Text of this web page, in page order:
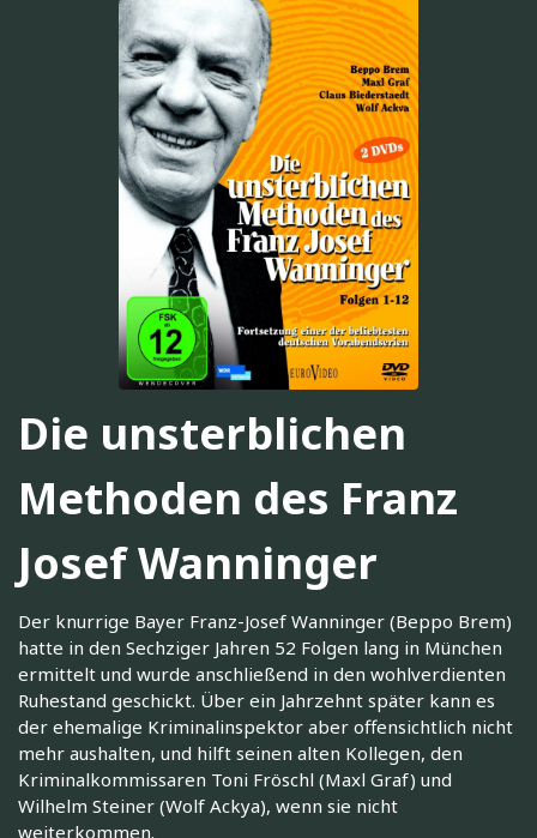
Die unsterblichen
Methoden des Franz
Josef Wanninger
Der knurrige Bayer Franz-Josef Wanninger (Beppo Brem)
hatte in den Sechziger Jahren 52 Folgen lang in München
ermittelt und wurde anschließend in den wohlverdienten
Ruhestand geschickt. Über ein Jahrzehnt später kann es
der ehemalige Kriminalinspektor aber offensichtlich nicht
mehr aushalten, und hilft seinen alten Kollegen, den
Kriminalkommissaren Toni Fröschl (Maxl Graf) und
Wilhelm Steiner (Wolf Ackya), wenn sie nicht
weiterkommen.